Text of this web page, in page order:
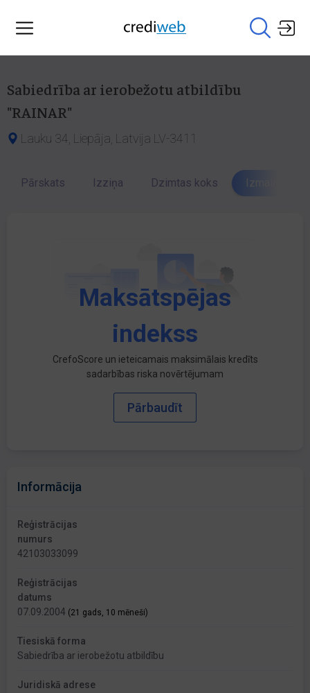
Sabiedrība ar ierobežotu atbildību
"RAINAR"
Lauku 34, Liepāja, Latvija LV-3411
Pārskats Izziņa Dzimtas koks Izmaiņu
Maksātspējas
indekss
CrefoScore un ieteicamais maksimālais kredīts
sadarbības riska novērtējumam
Pārbaudīt
Informācija
Reģistrācijas
numurs
42103033099
Reģistrācijas
datums
07.09.2004 (21 gads, 10 mēneši)
Tiesiskā forma
Sabiedrība ar ierobežotu atbildību
Juridiskā adrese